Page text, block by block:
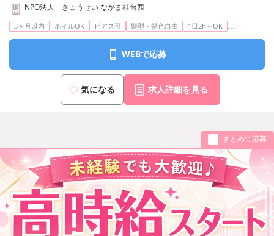
NPO法人 きょうせい なかま桂台西
3ヶ月以内 ネイルOK ピアス可 髪型・髪色自由 1日2h～OK ...
WEBで応募
気になる 求人詳細を見る
まとめて応募